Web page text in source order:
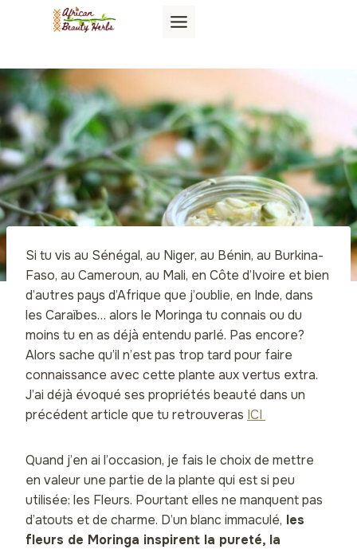
Si tu vis au Sénégal, au Niger, au Bénin, au Burkina-
Faso, au Cameroun, au Mali, en Côte d’Ivoire et bien
d’autres pays d’Afrique que j’oublie, en Inde, dans
les Caraïbes… alors le Moringa tu connais ou du
moins tu en as déjà entendu parlé. Pas encore?
Alors sache qu’il n’est pas trop tard pour faire
connaissance avec cette plante aux vertus extra.
J’ai déjà évoqué ses propriétés beauté dans un
précédent article que tu retrouveras ICI
Quand j’en ai l’occasion, je fais le choix de mettre
en valeur une partie de la plante qui est si peu
utilisée: les Fleurs. Pourtant elles ne manquent pas
d’atouts et de charme. D’un blanc immaculé, les
fleurs de Moringa inspirent la pureté, la